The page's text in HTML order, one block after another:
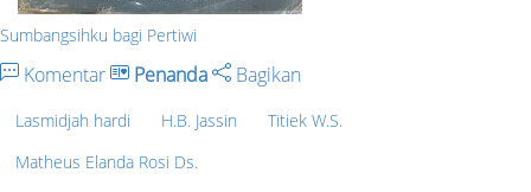
Sumbangsihku bagi Pertiwi
Komentar Penanda Bagikan
Lasmidjah hardi H.B. Jassin
Titiek W.S.
Matheus Elanda Rosi Ds.